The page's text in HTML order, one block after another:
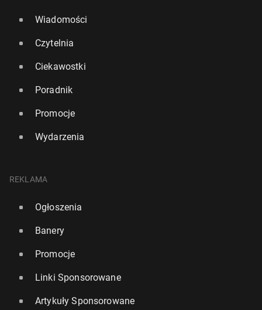
Wiadomości
Czytelnia
Ciekawostki
Poradnik
Promocje
Wydarzenia
REKLAMA
Ogłoszenia
Banery
Promocje
Linki Sponsorowane
Artykuły Sponsorowane